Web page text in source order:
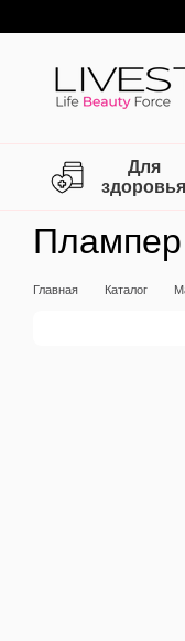
Для
здоровья
Плампер
Главная Каталог